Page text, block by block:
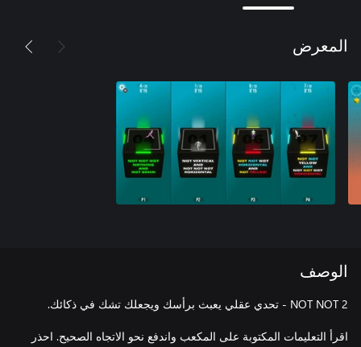
المعرض
الوصف
اقرأ التعليمات المكتوبة على المكعب واندفع نحو الاتجاه الصحيح. احذر